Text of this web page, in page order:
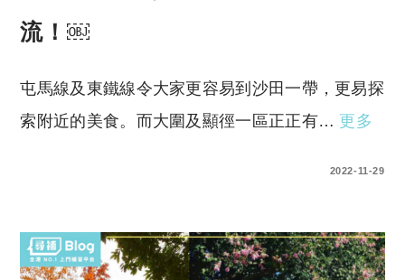
流！￼
屯馬線及東鐵線令大家更容易到沙田一帶，更易探
索附近的美食。而大圍及顯徑一區正正有… 更多
2022-11-29